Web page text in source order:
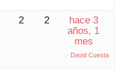
2 2
hace 3
años, 1
mes
David Cuesta